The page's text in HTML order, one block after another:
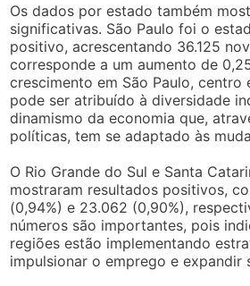
Os dados por estado também
significativas. São Paulo foi o
positivo, acrescentando 36.125
corresponde a um aumento de
crescimento em São Paulo, centro
pode ser atribuído à diversidade
dinamismo da economia que,
políticas, tem se adaptado às
O Rio Grande do Sul e Santa
mostraram resultados positivos,
(0,94%) e 23.062 (0,90%),
números são importantes, pois
regiões estão implementando
impulsionar o emprego e expandir